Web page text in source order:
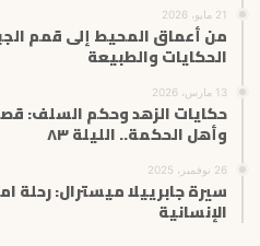
21 مايو، 2026
من أعماق المحيط إلى قمم
الحكايات والطبيعة
13 مارس، 2026
حكايات الزهد وحكم السلف:
وأهل الحكمة.. الليلة ٨٣
26 نوفمبر، 2025
سيرة جابرييلا ميسترال: رحلة
الإنسانية